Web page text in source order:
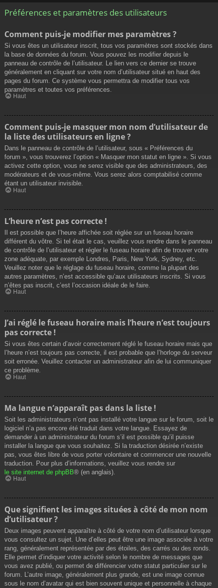
Préférences et paramètres des utilisateurs
Comment puis-je modifier mes paramètres ?
Si vous êtes un utilisateur inscrit, tous vos paramètres sont stockés dans
la base de données du forum. Vous pouvez les modifier depuis le
panneau de contrôle de l’utilisateur. Le lien vers ce dernier se trouve
généralement en cliquant sur votre nom d’utilisateur situé en haut des
pages du forum. Ce système vous permettra de modifier tous vos
paramètres et toutes vos préférences.
Haut
Comment puis-je masquer mon nom d’utilisateur de
la liste des utilisateurs en ligne ?
Dans le panneau de contrôle de l’utilisateur, sous « Préférences du
forum », vous trouverez l’option « Masquer mon statut en ligne ». Si vous
activez cette option, vous ne serez visible que des administrateurs, des
modérateurs et de vous-même. Vous serez alors comptabilisé comme
étant un utilisateur invisible.
Haut
L’heure n’est pas correcte !
Il est possible que l’heure affichée soit réglée sur un fuseau horaire
différent du vôtre. Si tel était le cas, veuillez vous rendre dans le panneau
de contrôle de l’utilisateur et régler le fuseau horaire afin de trouver votre
zone adéquate, par exemple Londres, Paris, New York, Sydney, etc.
Veuillez noter que le réglage du fuseau horaire, comme la plupart des
autres paramètres, n’est accessible qu’aux utilisateurs inscrits. Si vous
n’êtes pas inscrit, c’est l’occasion idéale de le faire.
Haut
J’ai réglé le fuseau horaire mais l’heure n’est toujours
pas correcte !
Si vous êtes certain d’avoir correctement réglé le fuseau horaire mais que
l’heure n’est toujours pas correcte, il est probable que l’horloge du serveur
soit erronée. Veuillez contacter un administrateur afin de lui communiquer
ce problème.
Haut
Ma langue n’apparaît pas dans la liste !
Soit les administrateurs n’ont pas installé votre langue sur le forum, soit le
logiciel n’a pas encore été traduit dans votre langue. Essayez de
demander à un administrateur du forum s’il est possible qu’il puisse
installer la langue que vous souhaitez. Si la traduction désirée n’existe
pas, vous êtes libre de vous porter volontaire et commencer une nouvelle
traduction. Pour plus d’informations, veuillez vous rendre sur
le site internet de phpBB® (en anglais).
Haut
Que signifient les images situées à côté de mon nom
d’utilisateur ?
Deux images peuvent apparaître à côté de votre nom d’utilisateur lorsque
vous consultez un sujet. Une d’elles peut être une image associée à votre
rang, généralement représentée par des étoiles, des carrés ou des ronds.
Elle permet d’indiquer votre activité selon le nombre de messages que
vous avez publié, ou permet de différencier votre statut particulier sur le
forum. L’autre image, généralement plus grande, est une image connue
sous le nom d’avatar qui est bien souvent unique et personnelle à chaque